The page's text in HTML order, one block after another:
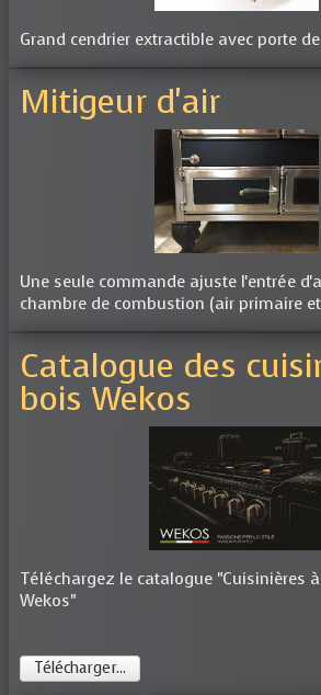
Grand cendrier extractible avec porte
Mitigeur d'air
Une seule commande ajuste l'entrée
chambre de combustion (air primaire
Catalogue des
bois Wekos
Téléchargez le catalogue "Cuisinières
Wekos"
Télécharger...